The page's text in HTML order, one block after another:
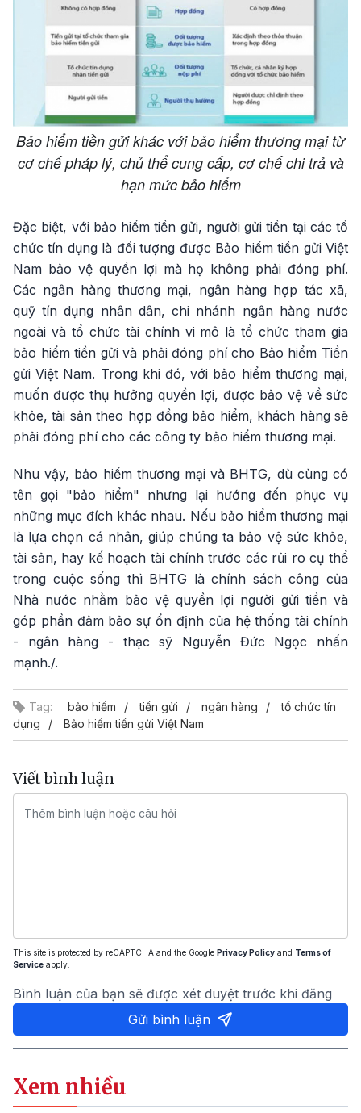
Bảo hiểm tiền gửi khác với bảo hiểm thương mại từ
cơ chế pháp lý, chủ thể cung cấp, cơ chế chi trả và
hạn mức bảo hiểm
Đặc biệt, với bảo hiểm tiền gửi, người gửi tiền tại các tổ
chức tín dụng là đối tượng được Bảo hiểm tiền gửi Việt
Nam bảo vệ quyền lợi mà họ không phải đóng phí.
Các ngân hàng thương mại, ngân hàng hợp tác xã,
quỹ tín dụng nhân dân, chi nhánh ngân hàng nước
ngoài và tổ chức tài chính vi mô là tổ chức tham gia
bảo hiểm tiền gửi và phải đóng phí cho Bảo hiểm Tiền
gửi Việt Nam. Trong khi đó, với bảo hiểm thương mại,
muốn được thụ hưởng quyền lợi, được bảo vệ về sức
khỏe, tài sản theo hợp đồng bảo hiểm, khách hàng sẽ
phải đóng phí cho các công ty bảo hiểm thương mại.
Nhu vậy, bảo hiểm thương mại và BHTG, dù cùng có
tên gọi "bảo hiểm" nhưng lại hướng đến phục vụ
những mục đích khác nhau. Nếu bảo hiểm thương mại
là lựa chọn cá nhân, giúp chúng ta bảo vệ sức khỏe,
tài sản, hay kế hoạch tài chính trước các rủi ro cụ thể
trong cuộc sống thì BHTG là chính sách công của
Nhà nước nhằm bảo vệ quyền lợi người gửi tiền và
góp phần đảm bảo sự ổn định của hệ thống tài chính
- ngân hàng - thạc sỹ Nguyễn Đức Ngọc nhấn
mạnh./.
Tag: bảo hiểm tiền gửi ngân hàng
tổ chức tín
dụng
Bảo hiểm tiền gửi Việt Nam
Viết bình luận
This site is protected by reCAPTCHA and the Google Privacy Policy and Terms of
Service apply.
Bình luận của bạn sẽ được xét duyệt trước khi đăng
Gửi bình luận
Xem nhiều